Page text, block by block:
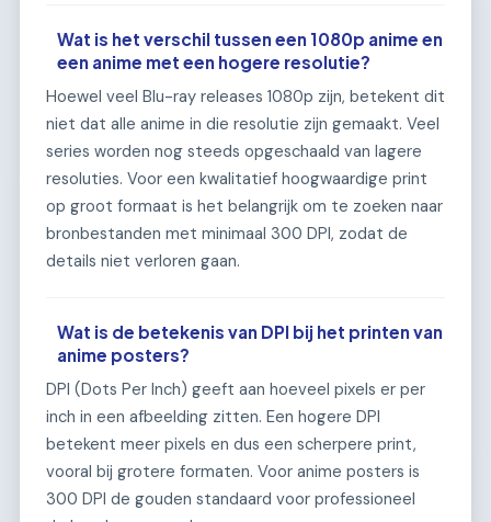
Wat is het verschil tussen een 1080p anime en
een anime met een hogere resolutie?
Hoewel veel Blu-ray releases 1080p zijn, betekent dit
niet dat alle anime in die resolutie zijn gemaakt. Veel
series worden nog steeds opgeschaald van lagere
resoluties. Voor een kwalitatief hoogwaardige print
op groot formaat is het belangrijk om te zoeken naar
bronbestanden met minimaal 300 DPI, zodat de
details niet verloren gaan.
Wat is de betekenis van DPI bij het printen van
anime posters?
DPI (Dots Per Inch) geeft aan hoeveel pixels er per
inch in een afbeelding zitten. Een hogere DPI
betekent meer pixels en dus een scherpere print,
vooral bij grotere formaten. Voor anime posters is
300 DPI de gouden standaard voor professioneel